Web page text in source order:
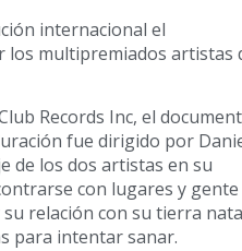
internacional el
los multipremiados artistas
Records Inc, el
fue dirigido por
de los dos artistas en su
con lugares y gente
relación con su tierra
para intentar sanar.